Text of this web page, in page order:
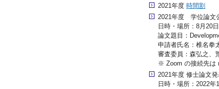
2021年度 時間割
2021年度 学位論文
日時・場所：8月20
論文題目：
申請者氏名：椎名拳
審査委員：森弘之、
※ Zoom の接続先は
2021年度 修士論文
日時・場所：2022